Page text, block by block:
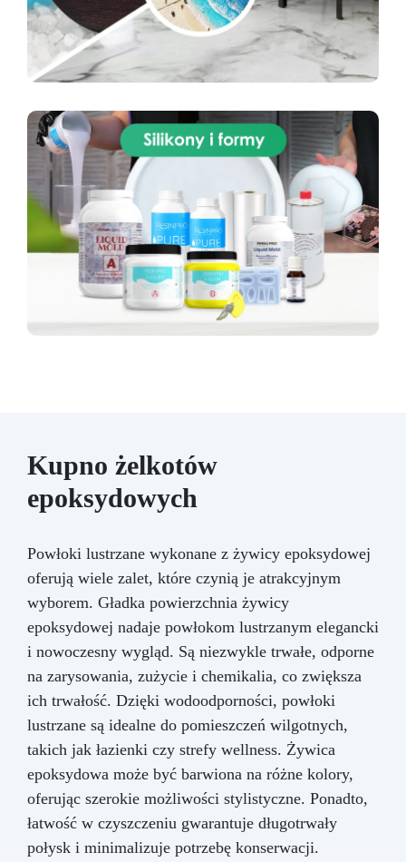
Kupno żelkotów
epoksydowych
Powłoki lustrzane wykonane z żywicy epoksydowej
oferują wiele zalet, które czynią je atrakcyjnym
wyborem. Gładka powierzchnia żywicy
epoksydowej nadaje powłokom lustrzanym elegancki
i nowoczesny wygląd. Są niezwykle trwałe, odporne
na zarysowania, zużycie i chemikalia, co zwiększa
ich trwałość. Dzięki wodoodporności, powłoki
lustrzane są idealne do pomieszczeń wilgotnych,
takich jak łazienki czy strefy wellness. Żywica
epoksydowa może być barwiona na różne kolory,
oferując szerokie możliwości stylistyczne. Ponadto,
łatwość w czyszczeniu gwarantuje długotrwały
połysk i minimalizuje potrzebę konserwacji.